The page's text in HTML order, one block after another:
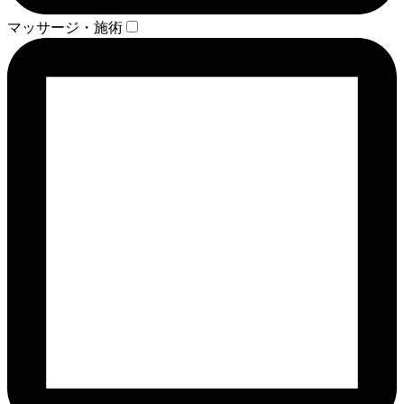
マッサージ・施術